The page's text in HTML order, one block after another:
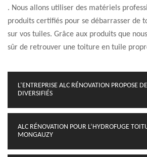
. Nous allons utiliser des matériels
produits certifiés pour se débarrasser de
sur vos tuiles. Grâce aux produits que
sûr de retrouver une toiture en tuile
L’ENTREPRISE ALC RÉNOVATION PROPOSE
DIVERSIFIÉS
ALC RÉNOVATION POUR L’HYDROFUGE
MONGAUZY